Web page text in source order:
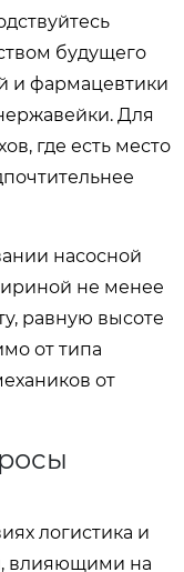
будущего
и фармацевтики
Для
где есть место
насосной
не менее
равную высоте
от типа
от
логистика и
влияющими на